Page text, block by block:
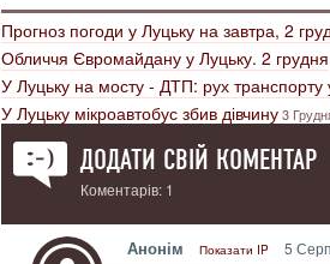
Прогноз погоди у Луцьку на завтра, 2
Обличчя Євромайдану у Луцьку. 2 грудня
У Луцьку на мосту - ДТП: рух транспорту
У Луцьку мікроавтобус збив дівчину3
ДОДАТИ СВІЙ КОМЕНТАР
Коментарів: 1
Анонім Показати IP 5